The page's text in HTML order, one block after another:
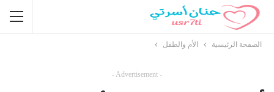
الصفحة الرئيسية الأم والطفل
- Advertisement -